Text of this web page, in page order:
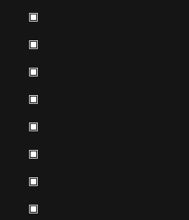
▣
▣
▣
▣
▣
▣
▣
▣